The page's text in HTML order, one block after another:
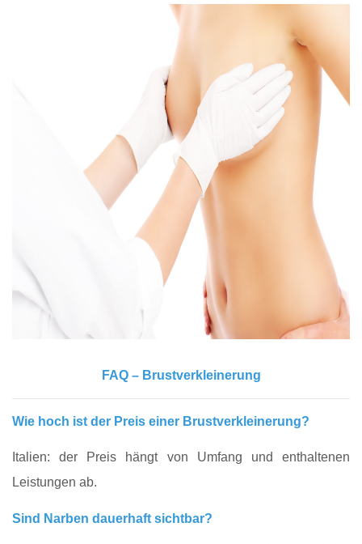
FAQ – Brustverkleinerung
Wie hoch ist der Preis einer Brustverkleinerung?
Italien: der Preis hängt von Umfang und enthaltenen
Leistungen ab.
Sind Narben dauerhaft sichtbar?